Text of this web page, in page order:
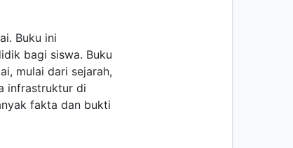
Buku ini
bagi siswa. Buku
mulai dari sejarah,
infrastruktur di
fakta dan bukti